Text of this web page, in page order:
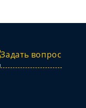
Задать вопрос